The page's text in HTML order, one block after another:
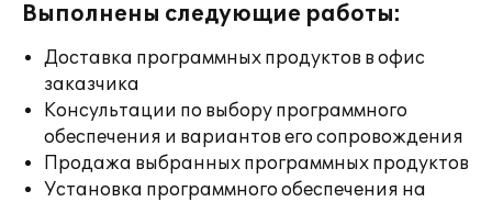
Выполнены следующие работы:
Доставка программных продуктов в офис
заказчика
Консультации по выбору программного
обеспечения и вариантов его сопровождения
Продажа выбранных программных продуктов
Установка программного обеспечения на